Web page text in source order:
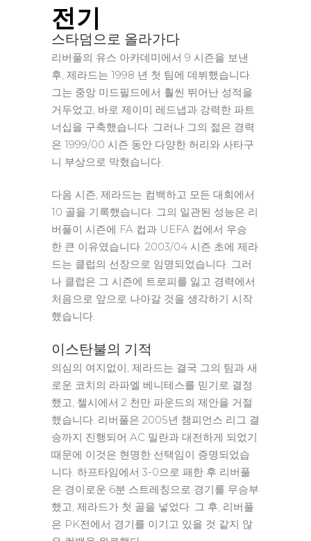
전기
스타덤으로 올라가다
리버풀의 유스 아카데미에서 9 시즌을 보낸
후, 제라드는 1998 년 첫 팀에 데뷔했습니다.
그는 중앙 미드필드에서 훨씬 뛰어난 성적을
거두었고, 바로 제이미 레드냅과 강력한 파트
너십을 구축했습니다. 그러나 그의 젊은 경력
은 1999/00 시즌 동안 다양한 허리와 사타구
니 부상으로 막혔습니다.
다음 시즌, 제라드는 컴백하고 모든 대회에서
10 골을 기록했습니다. 그의 일관된 성능은 리
버풀이 시즌에 FA 컵과 UEFA 컵에서 우승
한 큰 이유였습니다. 2003/04 시즌 초에 제라
드는 클럽의 선장으로 임명되었습니다. 그러
나 클럽은 그 시즌에 트로피를 잃고 경력에서
처음으로 앞으로 나아갈 것을 생각하기 시작
했습니다.
이스탄불의 기적
의심의 여지없이, 제라드는 결국 그의 팀과 새
로운 코치의 라파엘 베니테스를 믿기로 결정
했고, 첼시에서 2 천만 파운드의 제안을 거절
했습니다. 리버풀은 2005년 챔피언스 리그 결
승까지 진행되어 AC 밀란과 대전하게 되었기
때문에 이것은 현명한 선택임이 증명되었습
니다. 하프타임에서 3-0으로 패한 후 리버풀
은 경이로운 6분 스트레칭으로 경기를 무승부
했고, 제라드가 첫 골을 넣었다. 그 후, 리버풀
은 PK전에서 경기를 이기고 있을 것 같지 않